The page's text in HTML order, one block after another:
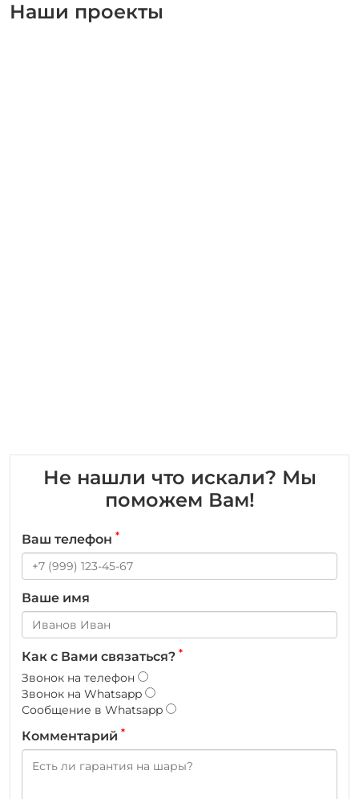
Наши проекты
Не нашли что искали? Мы
поможем Вам!
Ваш телефон *
Ваше имя
Как с Вами связаться? *
Звонок на телефон
Звонок на Whatsapp
Сообщение в Whatsapp
Комментарий *